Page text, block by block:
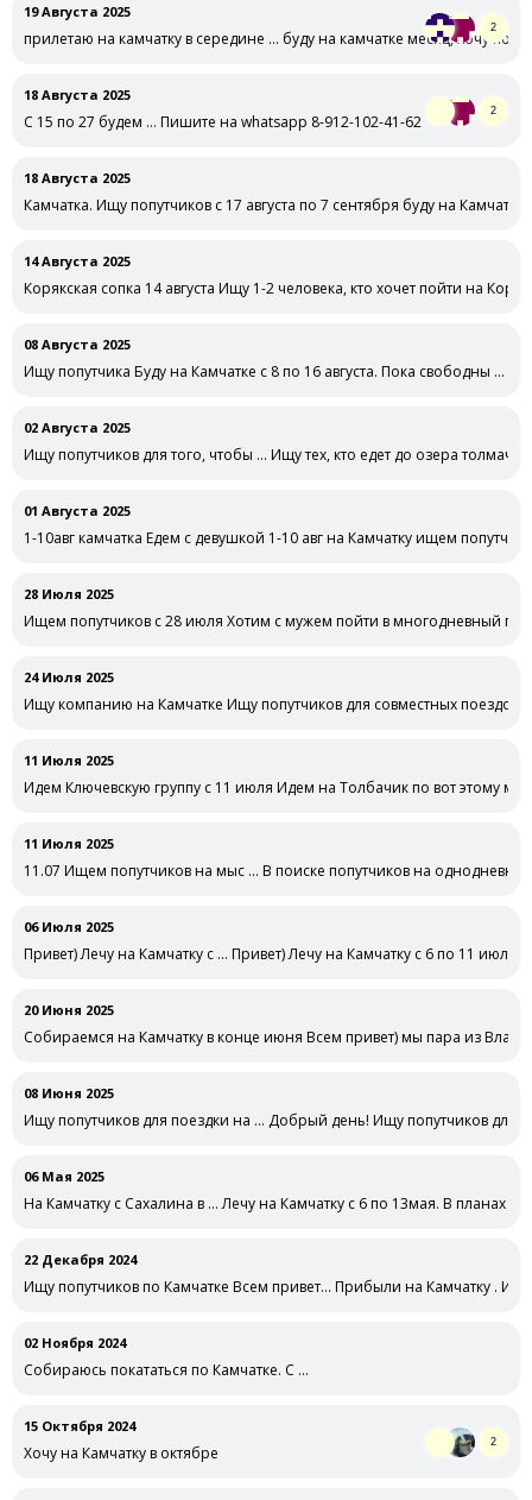
19 Августа 2025
прилетаю на камчатку в середине … буду на камчатке месяц, хочу
2
18 Августа 2025
С 15 по 27 будем … Пишите на whatsapp 8-912-102-41-62
2
18 Августа 2025
Камчатка. Ищу попутчиков с 17 августа по 7 сентября буду на
14 Августа 2025
Корякская сопка 14 августа Ищу 1-2 человека, кто хочет пойти на
08 Августа 2025
Ищу попутчика Буду на Камчатке с 8 по 16 августа. Пока свободны …
02 Августа 2025
Ищу попутчиков для того, чтобы … Ищу тех, кто едет до озера
01 Августа 2025
1-10авг камчатка Едем с девушкой 1-10 авг на Камчатку ищем
28 Июля 2025
Ищем попутчиков с 28 июля Хотим с мужем пойти в многодневный
24 Июля 2025
Ищу компанию на Камчатке Ищу попутчиков для совместных
11 Июля 2025
Идем Ключевскую группу с 11 июля Идем на Толбачик по вот этому
11 Июля 2025
11.07 Ищем попутчиков на мыс … В поиске попутчиков на
06 Июля 2025
Привет) Лечу на Камчатку с … Привет) Лечу на Камчатку с 6 по 11 июля)
20 Июня 2025
Собираемся на Камчатку в конце июня Всем привет) мы пара из
08 Июня 2025
Ищу попутчиков для поездки на … Добрый день! Ищу попутчиков для
06 Мая 2025
На Камчатку с Сахалина в … Лечу на Камчатку с 6 по 13мая. В планах
22 Декабря 2024
Ищу попутчиков по Камчатке Всем привет... Прибыли на Камчатку .
02 Ноября 2024
Собираюсь покататься по Камчатке. С …
15 Октября 2024
Хочу на Камчатку в октябре
2